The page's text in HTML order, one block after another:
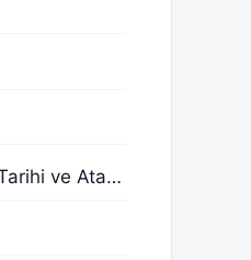
8. Sınıf T.C. İnkılap Tarihi ve Atatürkçülük